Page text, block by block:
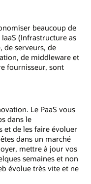
beaucoup de
(Infrastructure as
de serveurs, de
de middleware et
fournisseur, sont
Le PaaS vous
dans le
et de les faire évoluer
dans un marché
mettre à jour vos
semaines et non
évolue très vite et ne